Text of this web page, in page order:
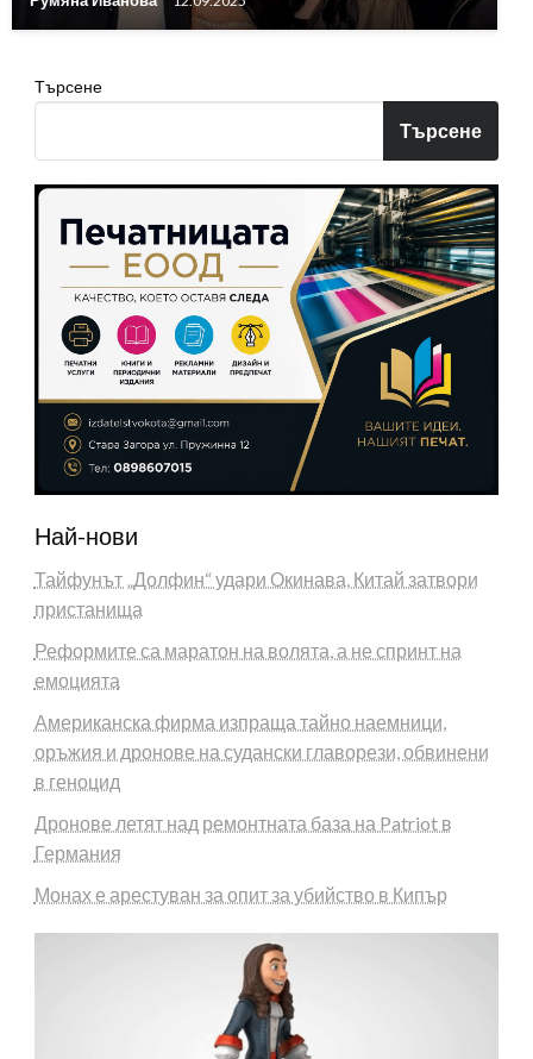
Търсене
Търсене
Най-нови
Тайфунът „Долфин“ удари Окинава, Китай затвори
пристанища
Реформите са маратон на волята, а не спринт на
емоцията
Американска фирма изпраща тайно наемници,
оръжия и дронове на судански главорези, обвинени
в геноцид
Дронове летят над ремонтната база на Patriot в
Германия
Монах е арестуван за опит за убийство в Кипър